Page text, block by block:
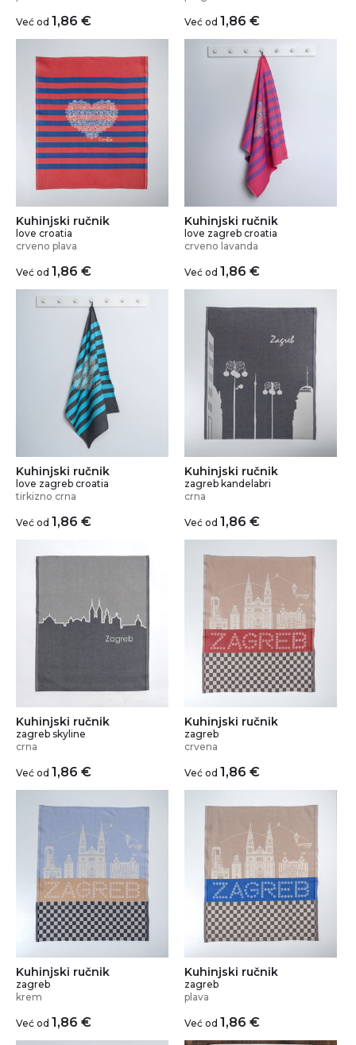
Već od 1,86 € Već od 1,86 €
Kuhinjski ručnik
love croatia
crveno plava
Već od 1,86 €
Kuhinjski ručnik
love zagreb croatia
crveno lavanda
Već od 1,86 €
Kuhinjski ručnik
love zagreb croatia
tirkizno crna
Već od 1,86 €
Kuhinjski ručnik
zagreb kandelabri
crna
Već od 1,86 €
Kuhinjski ručnik
zagreb skyline
crna
Već od 1,86 €
Kuhinjski ručnik
zagreb
crvena
Već od 1,86 €
Kuhinjski ručnik
zagreb
krem
Već od 1,86 €
Kuhinjski ručnik
zagreb
plava
Već od 1,86 €